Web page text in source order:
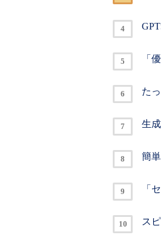
「
た
生
簡
「
ス